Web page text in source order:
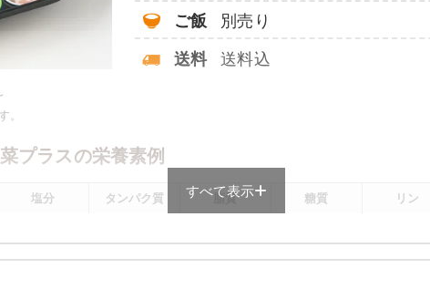
ご飯 別売り
送料 送料込
。
プラスの栄養素例
塩分 タンパク質 脂質 糖質 リン
すべて表示